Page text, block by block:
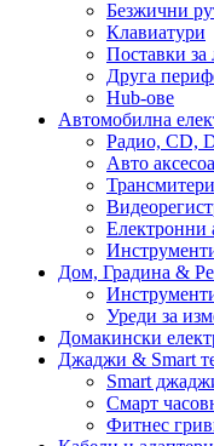
Безжични
Клавиатури
Поставки за
Друга
Hub-ове
Автомобилна
Радио, CD,
Авто
Електронни
Дом, Градина &
Уреди за
Домакински
Джаджи & Smart
Smart
Смарт
Фитнес